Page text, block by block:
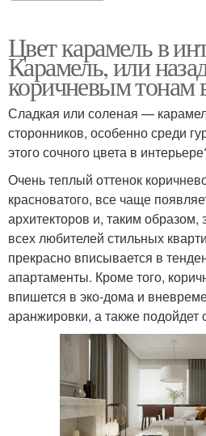
Цвет карамель в
Карамель, или
коричневым тонам
Сладкая или соленая —
сторонников, особенно среди
этого сочного цвета в
Очень теплый оттенок
красноватого, все чаще
архитекторов и, таким
всех любителей стильных
прекрасно вписывается в
апартаменты. Кроме того,
впишется в эко-дома и
аранжировки, а также подойдет